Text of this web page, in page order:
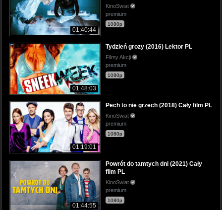
01:40:44
KinoSwiat
premium
1080p
01:48:03
Tydzień grozy (2016) Lektor PL
Filmy Akcji
premium
1080p
01:19:01
Pech to nie grzech (2018) Cały film PL
KinoSwiat
premium
1080p
01:44:55
Powrót do tamtych dni (2021) Cały
film PL
KinoSwiat
premium
1080p